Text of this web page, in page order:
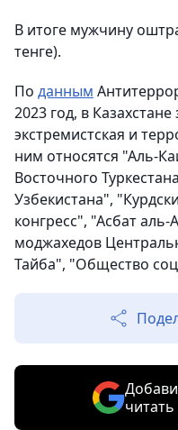
В итоге мужчину
тенге).
По данным
2023 год, в
экстремистская и
ним относятся "Аль-
Восточного
Узбекистана",
конгресс", "Асбат
моджахедов
Тайба", "Общество